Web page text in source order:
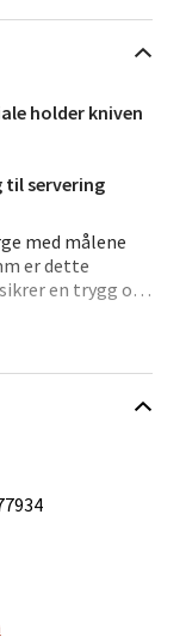
holder kniven
til servering
med målene
er dette
en trygg og
fuktighet,
men også et
Halskov &
legge frem
stilfull måte.
størrelser
Velg
Kristiansand